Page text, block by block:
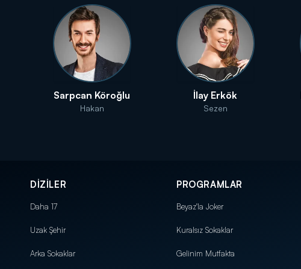
Sarpcan Köroğlu
Hakan
İlay Erkök
Sezen
DİZİLER
Daha 17
Uzak Şehir
Arka Sokaklar
PROGRAMLAR
Beyaz'la Joker
Kuralsız Sokaklar
Gelinim Mutfakta